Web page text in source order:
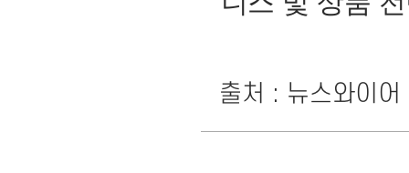
출처 : 뉴스와이어